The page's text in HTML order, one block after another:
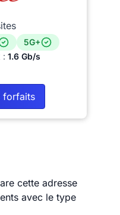
5G+
: 1.6 Gb/s
forfaits
cette adresse
avec le type